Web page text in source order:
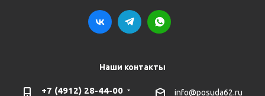
Наши контакты
+7 (4912) 28-44-00 info@posuda62.ru